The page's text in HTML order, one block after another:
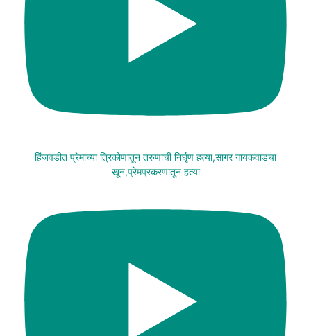
हिंजवडीत प्रेमाच्या त्रिकोणातून तरुणाची निर्घृण हत्या,सागर गायकवाडचा
खून,प्रेमप्रकरणातून हत्या